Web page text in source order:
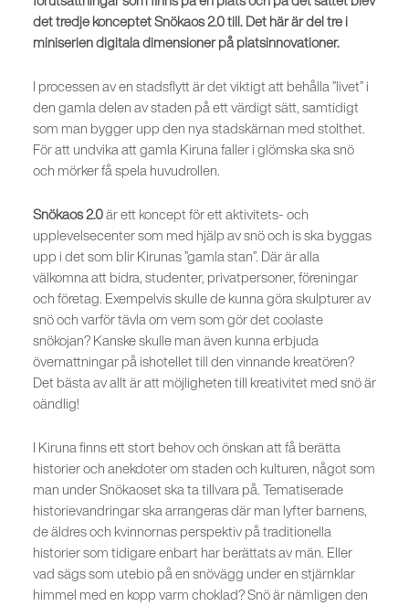
det tredje konceptet Snökaos 2.0 till. Det här är del tre i
miniserien digitala dimensioner på platsinnovationer.
I processen av en stadsflytt är det viktigt att behålla ”livet” i
den gamla delen av staden på ett värdigt sätt, samtidigt
som man bygger upp den nya stadskärnan med stolthet.
För att undvika att gamla Kiruna faller i glömska ska snö
och mörker få spela huvudrollen.
Snökaos 2.0 är ett koncept för ett aktivitets- och
upplevelsecenter som med hjälp av snö och is ska byggas
upp i det som blir Kirunas ”gamla stan”. Där är alla
välkomna att bidra, studenter, privatpersoner, föreningar
och företag. Exempelvis skulle de kunna göra skulpturer av
snö och varför tävla om vem som gör det coolaste
snökojan? Kanske skulle man även kunna erbjuda
övernattningar på ishotellet till den vinnande kreatören?
Det bästa av allt är att möjligheten till kreativitet med snö är
oändlig!
I Kiruna finns ett stort behov och önskan att få berätta
historier och anekdoter om staden och kulturen, något som
man under Snökaoset ska ta tillvara på. Tematiserade
historievandringar ska arrangeras där man lyfter barnens,
de äldres och kvinnornas perspektiv på traditionella
historier som tidigare enbart har berättats av män. Eller
vad sägs som utebio på en snövägg under en stjärnklar
himmel med en kopp varm choklad? Snö är nämligen den